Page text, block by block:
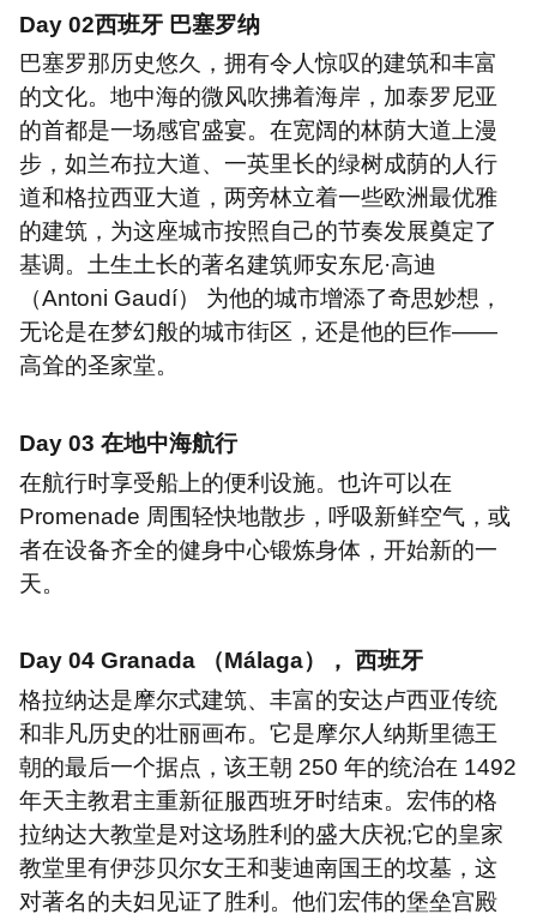
Day 02西班牙 巴塞罗纳
巴塞罗那历史悠久，拥有令人惊叹的建筑和丰富
的文化。地中海的微风吹拂着海岸，加泰罗尼亚
的首都是一场感官盛宴。在宽阔的林荫大道上漫
步，如兰布拉大道、一英里长的绿树成荫的人行
道和格拉西亚大道，两旁林立着一些欧洲最优雅
的建筑，为这座城市按照自己的节奏发展奠定了
基调。土生土长的著名建筑师安东尼·高迪
（Antoni Gaudí） 为他的城市增添了奇思妙想，
无论是在梦幻般的城市街区，还是他的巨作——
高耸的圣家堂。
Day 03 在地中海航行
在航行时享受船上的便利设施。也许可以在
Promenade 周围轻快地散步，呼吸新鲜空气，或
者在设备齐全的健身中心锻炼身体，开始新的一
天。
Day 04 Granada （Má laga）， 西班牙
格拉纳达是摩尔式建筑、丰富的安达卢西亚传统
和非凡历史的壮丽画布。它是摩尔人纳斯里德王
朝的最后一个据点，该王朝 250 年的统治在 1492
年天主教君主重新征服西班牙时结束。宏伟的格
拉纳达大教堂是对这场胜利的盛大庆祝;它的皇家
教堂里有伊莎贝尔女王和斐迪南国王的坟墓，这
对著名的夫妇见证了胜利。他们宏伟的堡垒宫殿